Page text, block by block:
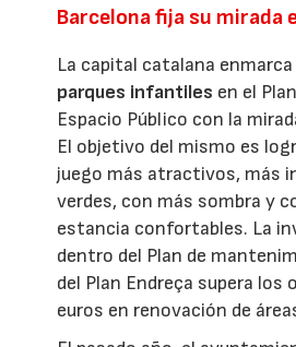
Barcelona fija su mirada
La capital catalana
parques infantiles en el
Espacio Público con la
El objetivo del mismo es
juego más atractivos, más
verdes, con más sombra y
estancia confortables. La
dentro del Plan de
del Plan Endreça supera los
euros en renovación de